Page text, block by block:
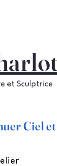
et Sculptrice
Ciel